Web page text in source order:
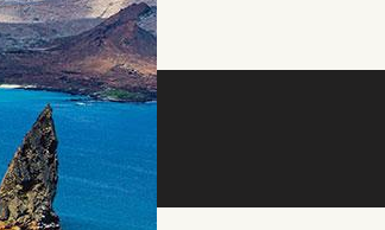
מפת אתר|הצהרת